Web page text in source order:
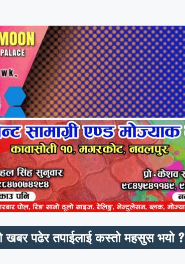
खबर पढेर तपाईलाई कस्तो महसुस भयो ?